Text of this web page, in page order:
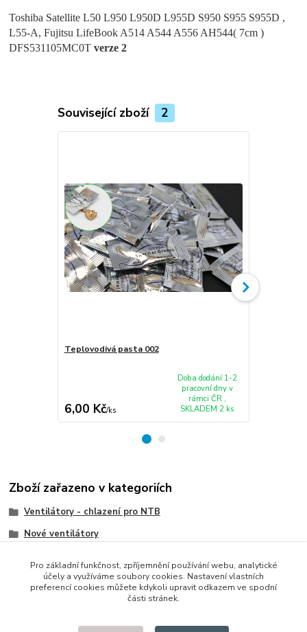
Toshiba Satellite L50 L950 L950D L955D S950 S955 S955D ,
L55-A, Fujitsu LifeBook A514 A544 A556 AH544( 7cm )
DFS531105MC0Tverze 2
Související zboží 2
Teplovodivá pasta 002
6,00 Kč/ks
Doba dodání 1-2
pracovní dny v
rámci ČR ,
SKLADEM 2 ks
Zboží zařazeno v kategoriích
Ventilátory - chlazení pro NTB
Nové ventilátory
© 2014 - 2025 Díly pro notebooky
Pro základní funkčnost, zpříjemnění používání webu, analytické
účely a využíváme soubory cookies. Nastavení vlastních
preferencí cookies můžete kdykoli upravit odkazem ve spodní
části stránek.